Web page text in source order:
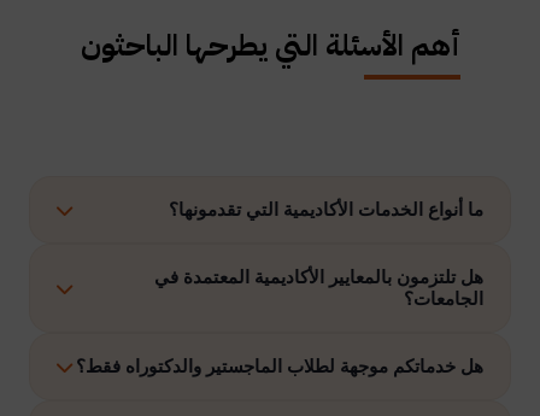
أهم الأسئلة التي يطرحها الباحثون
ما أنواع الخدمات الأكاديمية التي تقدمونها؟
نوفر حلولًا متكاملة تشمل إعداد الرسائل العلمية، الاستشارات
الأكاديمية، التحليل الإحصائي، إعداد خطة البحث، نشر الأبحاث،
هل تلتزمون بالمعايير الأكاديمية المعتمدة في
الجامعات؟
نعم، نلتزم بتنفيذ جميع الأعمال وفق ضوابط الدراسات العليا
هل خدماتكم موجهة لطلاب الماجستير والدكتوراه فقط؟